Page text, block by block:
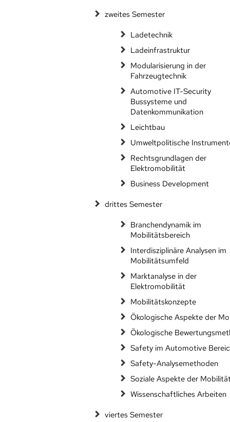
zweites Semester
Ladetechnik
Ladeinfrastruktur
Modularisierung in der
Fahrzeugtechnik
Automotive IT-Security
Bussysteme und
Datenkommunikation
Leichtbau
Umweltpolitische
Rechtsgrundlagen der
Elektromobilität
Business Development
drittes Semester
Branchendynamik im
Mobilitätsbereich
Interdisziplinäre Analysen im
Mobilitätsumfeld
Marktanalyse in der
Elektromobilität
Mobilitätskonzepte
Ökologische Aspekte der
Ökologische
Safety im Automotive
Safety-Analysemethoden
Soziale Aspekte der
Wissenschaftliches Arbeiten
viertes Semester